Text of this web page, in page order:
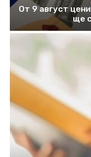
От 9 август
ще